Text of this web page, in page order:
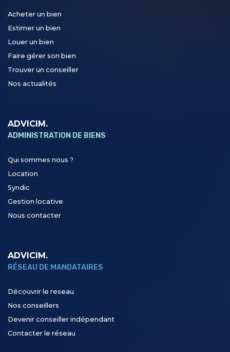
Acheter un bien
Estimer un bien
Louer un bien
Faire gérer son bien
Trouver un conseiller
Nos actualités
ADVICIM.
ADMINISTRATION DE BIENS
Qui sommes nous ?
Location
Syndic
Gestion locative
Nous contacter
ADVICIM.
RÉSEAU DE MANDATAIRES
Découvrir le reseau
Nos conseillers
Devenir conseiller indépendant
Contacter le réseau